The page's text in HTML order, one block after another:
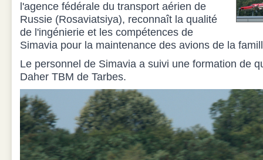
l'agence fédérale du transport aérien de
Russie (Rosaviatsiya), reconnaît la qualité
de l'ingénierie et les compétences de
Simavia pour la maintenance des avions de la
Le personnel de Simavia a suivi une formation de
Daher TBM de Tarbes.